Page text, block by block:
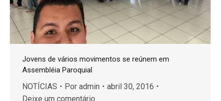
Jovens de vários movimentos se reúnem em
Assembléia Paroquial
NOTÍCIAS Por admin
abril 30, 2016
Deixe um comentário